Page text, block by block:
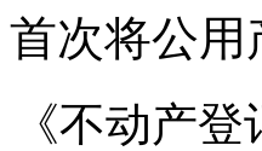
首次将公用
《不动产